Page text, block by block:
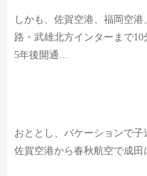
しかも、佐賀空港、福岡空港
路・武雄北方インターまで10
5年後開通…
おととし、バケーションで子
佐賀空港から春秋航空で成田